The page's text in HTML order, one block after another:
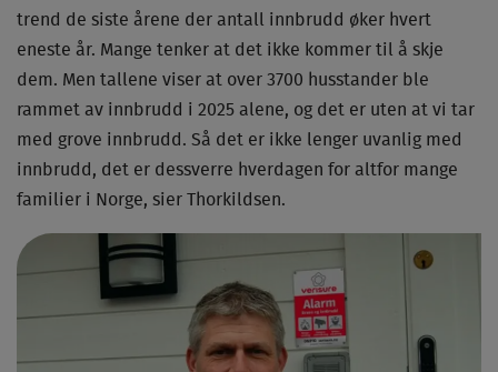
trend de siste årene der antall innbrudd øker hvert
eneste år. Mange tenker at det ikke kommer til å skje
dem. Men tallene viser at over 3700 husstander ble
rammet av innbrudd i 2025 alene, og det er uten at vi tar
med grove innbrudd. Så det er ikke lenger uvanlig med
innbrudd, det er dessverre hverdagen for altfor mange
familier i Norge, sier Thorkildsen.